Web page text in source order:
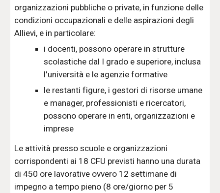
organizzazioni pubbliche o private, in funzione delle
condizioni occupazionali e delle aspirazioni degli
Allievi, e in particolare:
i docenti, possono operare in strutture
scolastiche dal I grado e superiore, inclusa
l'università e le agenzie formative
le restanti figure, i gestori di risorse umane
e manager, professionisti e ricercatori,
possono operare in enti, organizzazioni e
imprese
Le attività presso scuole e organizzazioni
corrispondenti ai 18 CFU previsti hanno una durata
di 450 ore lavorative ovvero 12 settimane di
impegno a tempo pieno (8 ore/giorno per 5